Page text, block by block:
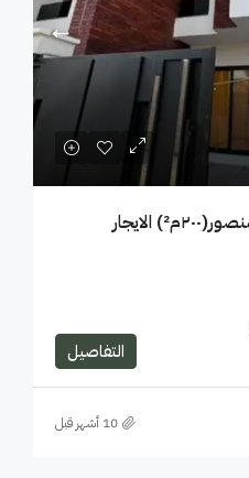
دار للايجار في حي المتنبي-المنصور(٢٠٠م²) الايجار
التفاصيل